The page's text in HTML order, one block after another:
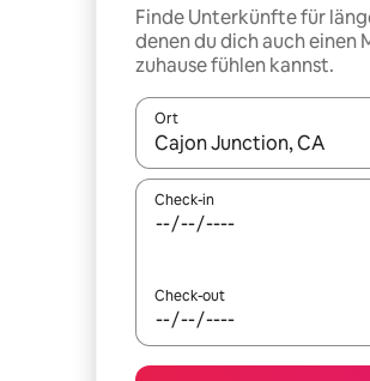
Finde Unterkünfte für
denen du dich auch einen
zuhause fühlen kannst.
Ort
Wenn Ergebnisse
Check-in
Check-out